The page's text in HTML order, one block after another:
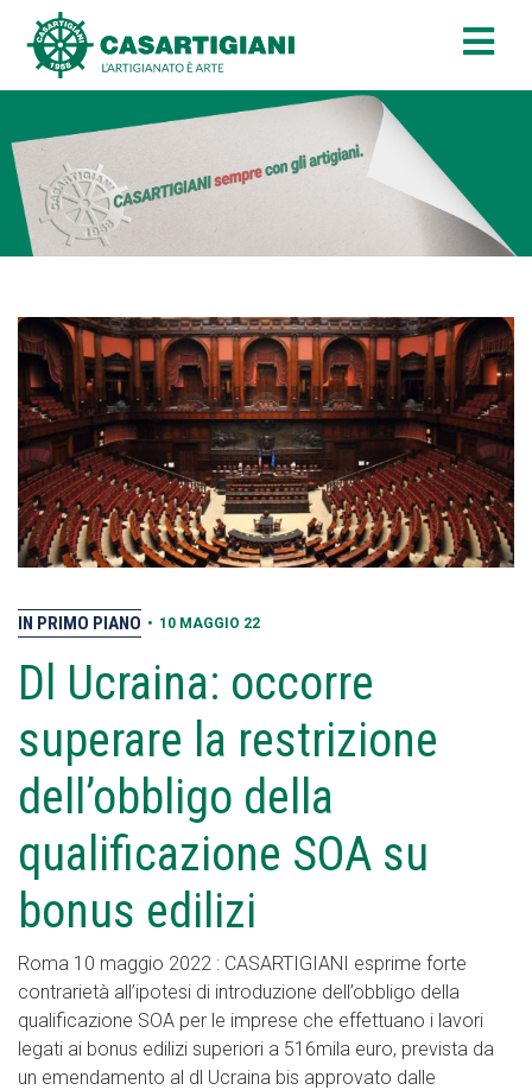
IN PRIMO PIANO • 10 MAGGIO 22
Dl Ucraina: occorre
superare la restrizione
dell’obbligo della
qualificazione SOA su
bonus edilizi
Roma 10 maggio 2022 : CASARTIGIANI esprime forte
contrarietà all’ipotesi di introduzione dell’obbligo della
qualificazione SOA per le imprese che effettuano i lavori
legati ai bonus edilizi superiori a 516mila euro, prevista da
un emendamento al dl Ucraina bis approvato dalle